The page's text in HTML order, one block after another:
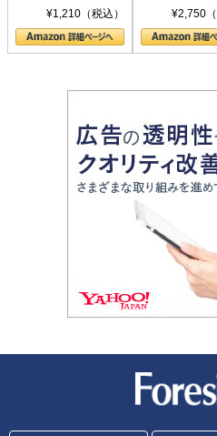
シリーズ)¥1,210（税込）
〈ヤヌス〉
の顔
¥2,750（